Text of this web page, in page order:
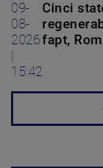
09-
08-
2026
15:42
Cinci
fapt,